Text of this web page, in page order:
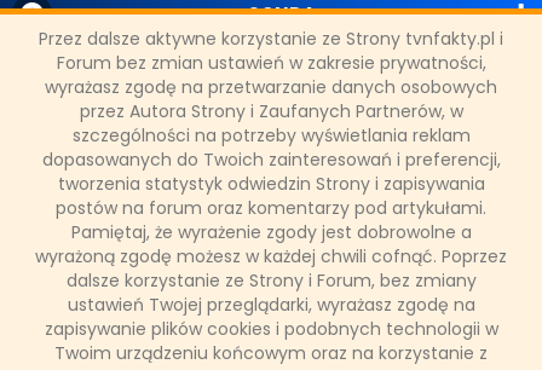
Przez dalsze aktywne korzystanie ze Strony tvnfakty.pl i
Forum bez zmian ustawień w zakresie prywatności,
wyrażasz zgodę na przetwarzanie danych osobowych
przez Autora Strony i Zaufanych Partnerów, w
szczególności na potrzeby wyświetlania reklam
dopasowanych do Twoich zainteresowań i preferencji,
tworzenia statystyk odwiedzin Strony i zapisywania
postów na forum oraz komentarzy pod artykułami.
Pamiętaj, że wyrażenie zgody jest dobrowolne a
wyrażoną zgodę możesz w każdej chwili cofnąć. Poprzez
dalsze korzystanie ze Strony i Forum, bez zmiany
ustawień Twojej przeglądarki, wyrażasz zgodę na
zapisywanie plików cookies i podobnych technologii w
Twoim urządzeniu końcowym oraz na korzystanie z
SONDA
NASZE WYWIADY
FAKTY TVN
WAŻNE RELACJE